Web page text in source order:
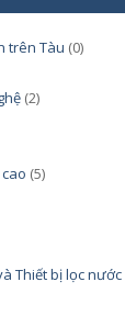
trên Tàu (0)
(2)
(5)
Thiết bị lọc nước